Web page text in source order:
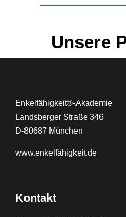
Unsere
Enkelfähigkeit®-Akademie
Landsberger Straße 346
D-80687 München
www.enkelfähigkeit.de
Kontakt